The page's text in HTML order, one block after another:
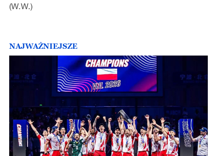
(W.W.)
NAJWAŻNIEJSZE